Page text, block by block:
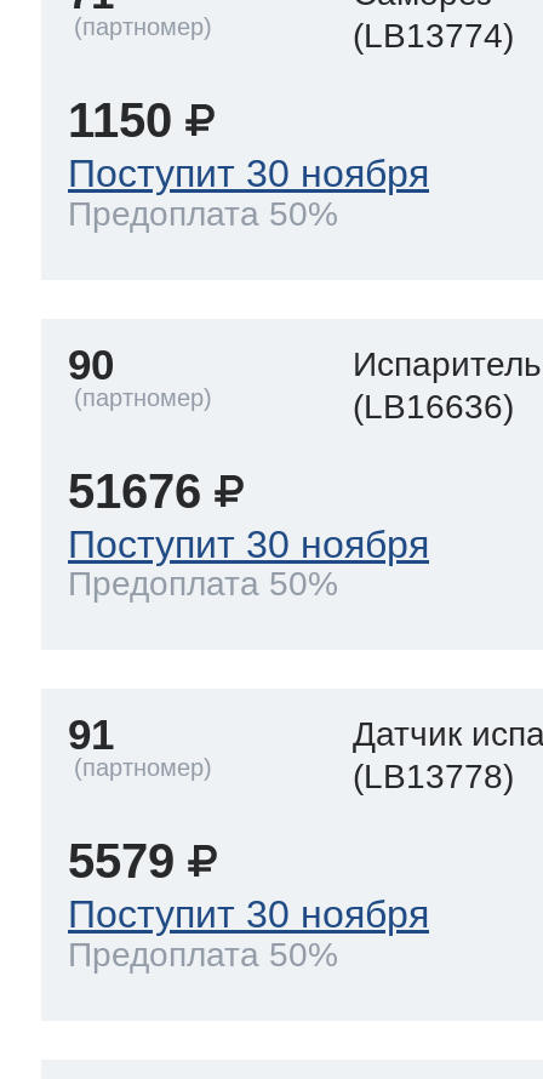
(LB13774)
1150
Поступит 30 ноября
Предоплата 50%
90
(LB16636)
51676
Поступит 30 ноября
Предоплата 50%
91
Датчик
(LB13778)
5579
Поступит 30 ноября
Предоплата 50%